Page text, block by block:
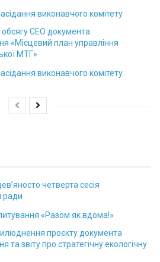
виконавчого комітету
СЕО документа
«Місцевий план управління
МТГ»
виконавчого комітету
четверта сесія
ради
«Разом як вдома!»
проєкту документа
звіту про стратегічну екологічну